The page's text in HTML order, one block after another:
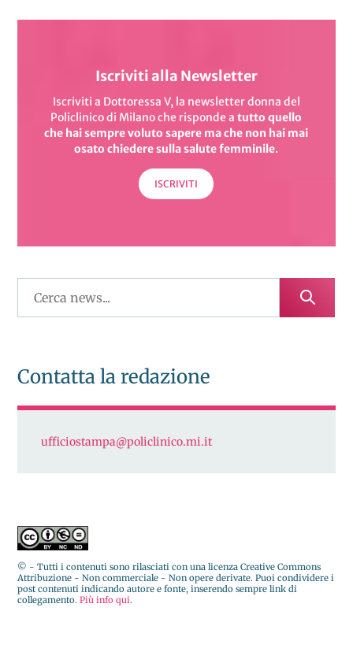
Iscriviti alla Newsletter
Iscriviti a Dottoressa V, la newsletter donna del
Policlinico di Milanoche risponde atutto quello
che hai sempre voluto sapere ma che non hai mai
osato chiedere sulla salute femminile.
ISCRIVITI
Contatta la redazione
ufficiostampa@policlinico.mi.it
© - Tutti i contenuti sono rilasciati con una licenza Creative Commons
Attribuzione - Non commerciale - Non opere derivate. Puoi condividere i
post contenuti indicando autore e fonte, inserendo sempre link di
collegamento.Più info qui.